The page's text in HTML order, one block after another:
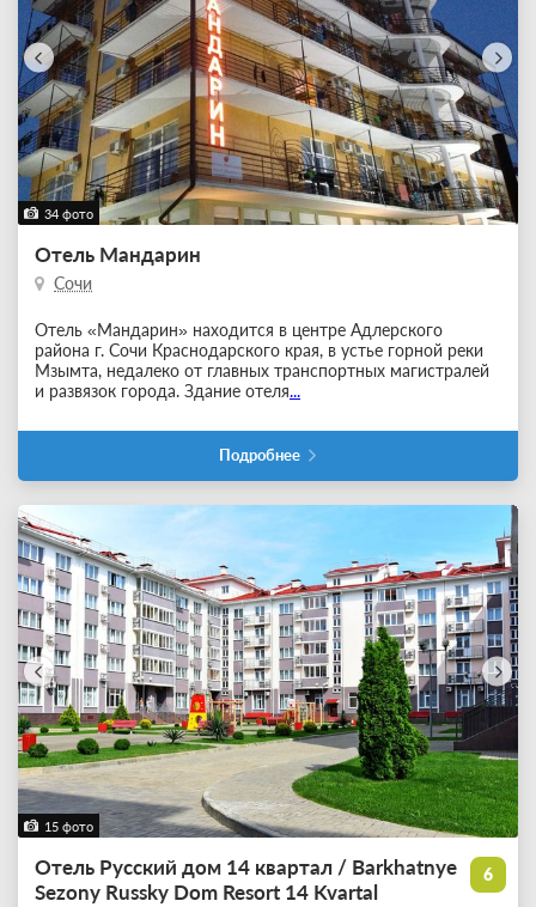
34 фото
Отель Мандарин
Сочи
Отель «Мандарин» находится в центре Адлерского
района г. Сочи Краснодарского края, в устье горной реки
Мзымта, недалеко от главных транспортных магистралей
и развязок города. Здание отеля...
Подробнее
15 фото
6
Отель Русский дом 14 квартал / Barkhatnye
Sezony Russky Dom Resort 14 Kvartal